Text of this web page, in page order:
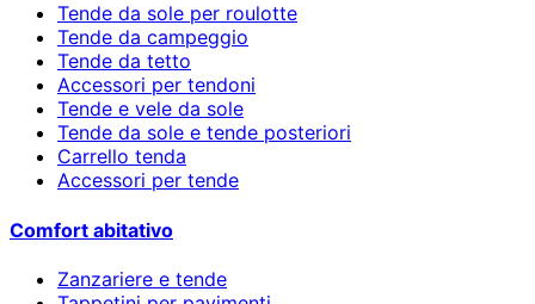
Tende da sole per roulotte
Tende da campeggio
Tende da tetto
Accessori per tendoni
Tende e vele da sole
Tende da sole e tende posteriori
Carrello tenda
Accessori per tende
Comfort abitativo
Zanzariere e tende